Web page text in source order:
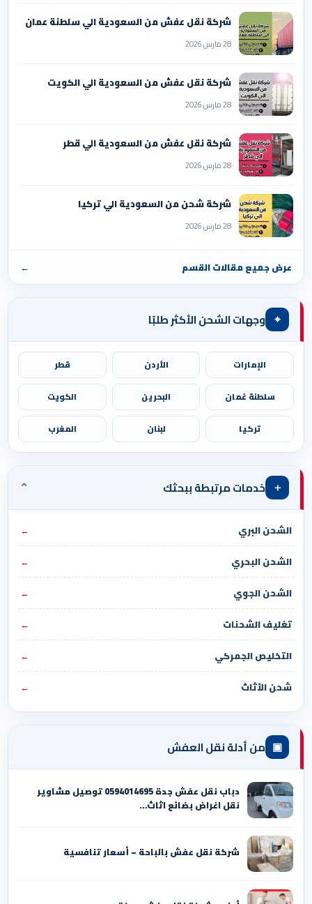
شركة نقل عفش من السعودية الي سلطنة عمان
28 مارس 2026
شركة نقل عفش من السعودية الي الكويت
28 مارس 2026
شركة نقل عفش من السعودية الي قطر
28 مارس 2026
شركة شحن من السعودية الي تركيا
28 مارس 2026
عرض جميع مقالات القسم ←
⌖ وجهات الشحن الأكثر طلبًا
الإمارات الأردن قطر
سلطنة عُمان البحرين الكويت
تركيا لبنان المغرب
＋ خدمات مرتبطة ببحثك ⌄
الشحن البري
←
الشحن البحري
←
الشحن الجوي
←
تغليف الشحنات
←
التخليص الجمركي
←
شحن الأثاث
←
▣ من أدلة نقل العفش
دباب نقل عفش جدة 0594014695 توصيل مشاوير
نقل اغراض بضائع اثاث…
شركة نقل عفش بالباحة – أسعار تنافسية